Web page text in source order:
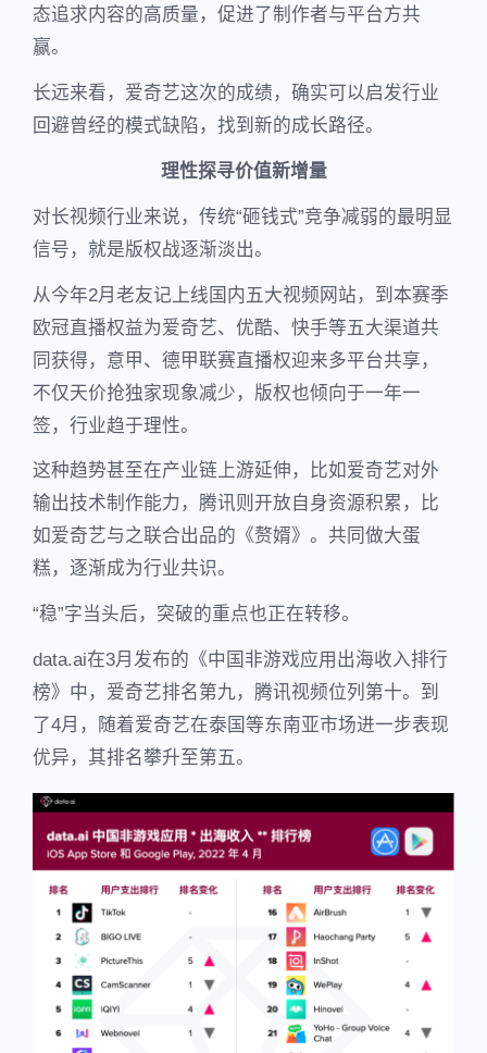
态追求内容的高质量，促进了制作者与平台方共
赢。
长远来看，爱奇艺这次的成绩，确实可以启发行业
回避曾经的模式缺陷，找到新的成长路径。
理性探寻价值新增量
对长视频行业来说，传统“砸钱式”竞争减弱的最明显
信号，就是版权战逐渐淡出。
从今年2月老友记上线国内五大视频网站，到本赛季
欧冠直播权益为爱奇艺、优酷、快手等五大渠道共
同获得，意甲、德甲联赛直播权迎来多平台共享，
不仅天价抢独家现象减少，版权也倾向于一年一
签，行业趋于理性。
这种趋势甚至在产业链上游延伸，比如爱奇艺对外
输出技术制作能力，腾讯则开放自身资源积累，比
如爱奇艺与之联合出品的《赘婿》。共同做大蛋
糕，逐渐成为行业共识。
“稳”字当头后，突破的重点也正在转移。
data.ai在3月发布的《中国非游戏应用出海收入排行
榜》中，爱奇艺排名第九，腾讯视频位列第十。到
了4月，随着爱奇艺在泰国等东南亚市场进一步表现
优异，其排名攀升至第五。